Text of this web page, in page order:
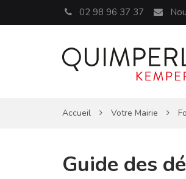
02 98 96 37 37
Accueil Votre Mairie
Guide des